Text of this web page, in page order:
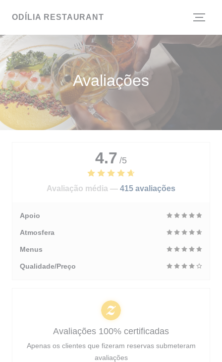
ODÍLIA RESTAURANT
Avaliações
4.7 /5
Avaliação média — 415 avaliações
Apoio
Atmosfera
Menus
Qualidade/Preço
Avaliações 100% certificadas
Apenas os clientes que fizeram reservas submeteram
avaliações